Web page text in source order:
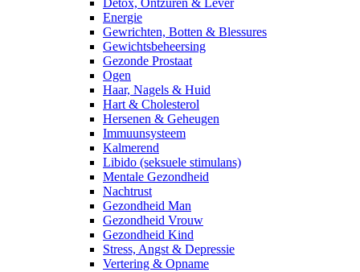
Detox, Ontzuren & Lever
Energie
Gewrichten, Botten & Blessures
Gewichtsbeheersing
Gezonde Prostaat
Ogen
Haar, Nagels & Huid
Hart & Cholesterol
Hersenen & Geheugen
Immuunsysteem
Kalmerend
Libido (seksuele stimulans)
Mentale Gezondheid
Nachtrust
Gezondheid Man
Gezondheid Vrouw
Gezondheid Kind
Stress, Angst & Depressie
Vertering & Opname